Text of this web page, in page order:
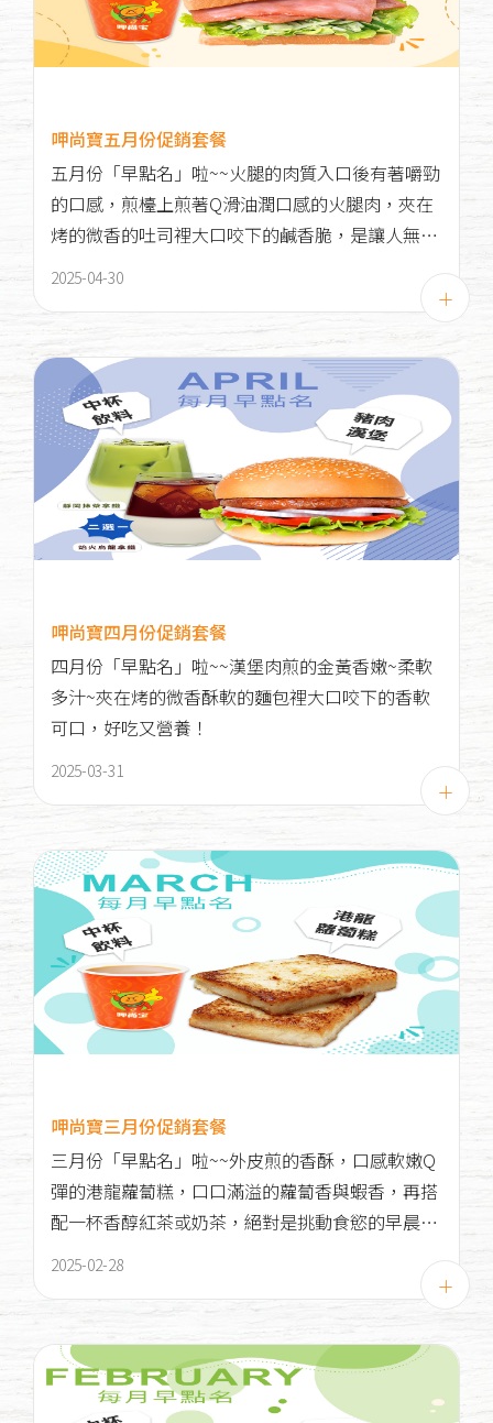
呷尚寶五月份促銷套餐
五月份「早點名」啦~~火腿的肉質入口後有著嚼勁
的口感，煎檯上煎著Q滑油潤口感的火腿肉，夾在
烤的微香的吐司裡大口咬下的鹹香脆，是讓人無法
忘懷的好滋味！
2025-04-30
呷尚寶四月份促銷套餐
四月份「早點名」啦~~漢堡肉煎的金黃香嫩~柔軟
多汁~夾在烤的微香酥軟的麵包裡大口咬下的香軟
可口，好吃又營養！
2025-03-31
呷尚寶三月份促銷套餐
三月份「早點名」啦~~外皮煎的香酥，口感軟嫩Q
彈的港龍蘿蔔糕，口口滿溢的蘿蔔香與蝦香，再搭
配一杯香醇紅茶或奶茶，絕對是挑動食慾的早晨好
2025-02-28